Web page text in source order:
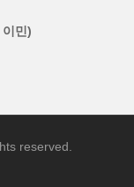
민)
reserved.